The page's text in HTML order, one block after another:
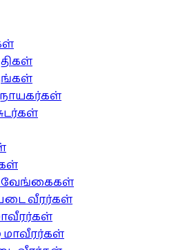
வேங்கைகள்
வீரர்கள்
மாவீரர்கள்